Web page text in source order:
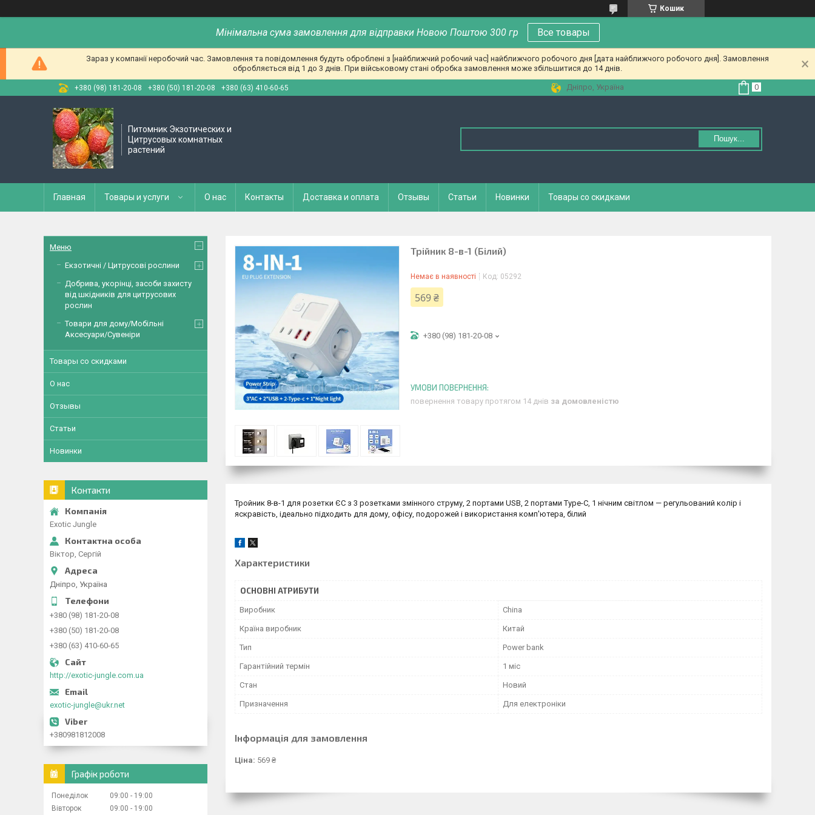
Кошик
Мінімальна сума замовлення для відправки Новою Поштою 300 гр Все товары
Зараз у компанії неробочий час. Замовлення та повідомлення будуть оброблені з [найближчий робочий час] найближчого робочого дня [дата найближчого робочого дня]. Замовлення
обробляється від 1 до 3 днів. При військовому стані обробка замовлення може збільшитися до 14 днів.
+380 (98) 181-20-08 +380 (50) 181-20-08 +380 (63) 410-60-65 Дніпро, Україна
Питомник Экзотических и
Цитрусовых комнатных
растений
Пошук...
Главная Товары и услуги О нас Контакты Доставка и оплата Отзывы Статьи Новинки Товары со скидками
Трійник 8-в-1 (Білий)
Немає в наявності Код: 05292
569 ₴
+380 (98) 181-20-08
повернення товару протягом 14 днів за домовленістю
Тройник 8-в-1 для розетки ЄС з 3 розетками змінного струму, 2 портами USB, 2 портами Type-C, 1 нічним світлом — регульований колір і
яскравість, ідеально підходить для дому, офісу, подорожей і використання комп'ютера, білий
Характеристики
ОСНОВНІ АТРИБУТИ
Виробник China
Країна виробник Китай
Тип Power bank
Гарантійний термін 1 міс
Стан Новий
Призначення Для електроніки
Інформація для замовлення
Ціна: 569 ₴
Меню
Екзотичні / Цитрусові рослини
Добрива, укорінці, засоби захисту
від шкідників для цитрусових
рослин
Товари для дому/Мобільні
Аксесуари/Сувеніри
Товары со скидками
О нас
Отзывы
Статьи
Новинки
Контакти
Exotic Jungle
Віктор, Сергій
Дніпро, Україна
+380 (98) 181-20-08
+380 (50) 181-20-08
+380 (63) 410-60-65
http://exotic-jungle.com.ua
exotic-jungle@ukr.net
+380981812008
Графік роботи
Понеділок 09:00
19:00
Вівторок
09:00 19:00